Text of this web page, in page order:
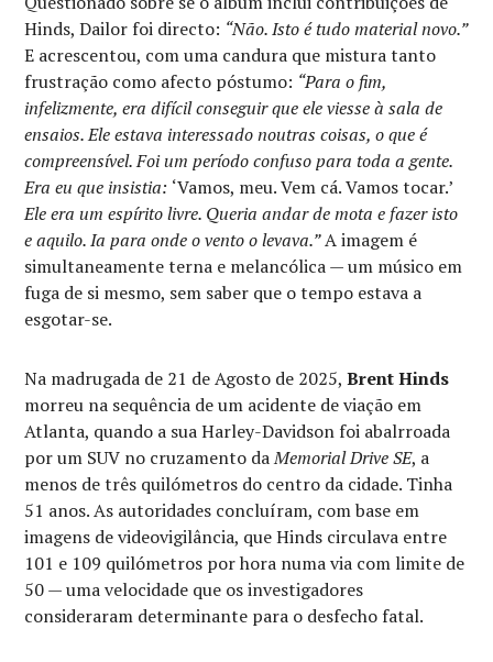
Hinds, Dailor foi directo: “Não. Isto é tudo material novo.”
E acrescentou, com uma candura que mistura tanto
frustração como afecto póstumo: “Para o fim,
infelizmente, era difícil conseguir que ele viesse à sala de
ensaios. Ele estava interessado noutras coisas, o que é
compreensível. Foi um período confuso para toda a gente.
Era eu que insistia: ‘Vamos, meu. Vem cá. Vamos tocar.’
Ele era um espírito livre. Queria andar de mota e fazer isto
e aquilo. Ia para onde o vento o levava.”A imagem é
simultaneamente terna e melancólica — um músico em
fuga de si mesmo, sem saber que o tempo estava a
esgotar-se.
Na madrugada de 21 de Agosto de 2025,Brent Hinds
morreu na sequência de um acidente de viação em
Atlanta, quando a sua Harley-Davidson foi abalrroada
por um SUV no cruzamento daMemorial Drive SE, a
menos de três quilómetros do centro da cidade. Tinha
51 anos. As autoridades concluíram, com base em
imagens de videovigilância, que Hinds circulava entre
101 e 109 quilómetros por hora numa via com limite de
50 — uma velocidade que os investigadores
consideraram determinante para o desfecho fatal.